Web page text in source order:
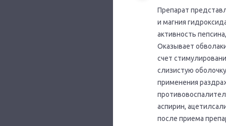
Препарат
и магния
активность
Оказывает
счет
слизистую
применения
аспирин,
после приема